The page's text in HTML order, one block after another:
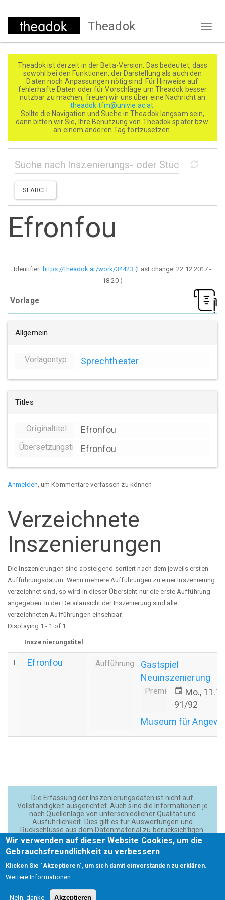
Direkt
Theadok
Theadok ist derzeit in der Beta-Version. Das bedeutet, dass
sowohl bei den Funktionen, der Darstellung als auch den
Daten noch Anpassungen nötig sind. Für Hinweise auf
fehlerhafte Daten oder für Vorschläge um Theadok besser
nutzbar zu machen, freuen wir uns über eine Nachricht an
theadok.tfm@univie.ac.at
Sollte die Navigation und Suche in Theadok langsam sein,
dann bitten wir Sie, Ihre Benutzung von Theadok später bzw.
an einem anderen Tag fortzusetzen.
SEARCH
Efronfou
Identifier: https://theadok.at/work/34423 (Last change:22.12.2017 -
18:20)
Vorlage
Allgemein
Vorlagentyp Sprechtheater
Titles
Originaltitel Efronfou
ÜbersetzungstitelEfronfou
Anmelden , um Kommentare verfassen zu können
Verzeichnete
Inszenierungen
Die Inszenierungen sind absteigend sortiert nach dem jeweils ersten
Aufführungsdatum. Wenn mehrere Aufführungen zu einer Inszenierung
verzeichnet sind, so wird in dieser Übersicht nur die erste Aufführung
angegeben. In der Detailansicht der Inszenierung sind alle
verzeichneten Aufführungen einsehbar.
Displaying 1 - 1 of 1
Inszenierungstitel
1 Efronfou Aufführung
Gastspiel
Neuinszenierung
Premiereevent Mo.,
91/92
Museum für
Die Erfassung der Inszenierungsdaten ist nicht auf
Vollständigkeit ausgerichtet. Auch sind die Informationen je
nach Quellenlage von unterschiedlicher Qualität und
Ausführlichkeit. Dies gilt es für Auswertungen und
Rückschlüsse aus dem Datenmaterial zu berücksichtigen.
Daten und Texte auf der Website sind - wenn nicht anders
angegeben - lizensiert unterCC BY 4.0(Creator:
Theadok.at).
Wir verwenden auf dieser Website Cookies, um die
Gebrauchsfreundlichkeit zu verbessern
Klicken Sie "Akzeptieren", um sich damit einverstanden zu erklären.
Weitere Informationen
Nein, danke Akzeptieren